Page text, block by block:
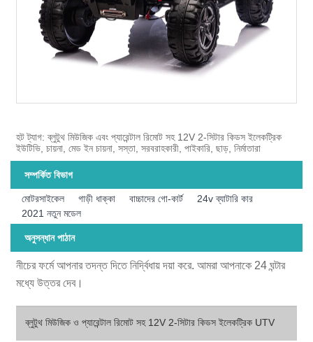
হট ট্যাগ: ব্লুটুথ মিউজিক এবং প্যারেন্টাল রিমোট সহ 12V 2-সিটার কিডস ইলেকট্রিক
ইউটিভি, চায়না, মেড ইন চায়না, সস্তা, সরবরাহকারী, পাইকারি, ছাড়, নির্মাতারা
সম্পর্কিত বিভাগ
মোটরসাইকেল গাড়ী ধাক্কা বাচ্চাদের গো-কার্ট
24v ব্যাটারি কার
2021 নতুন মডেল
অনুসন্ধান পাঠান
নীচের ফর্মে আপনার তদন্ত দিতে নির্দ্বিধায় দয়া করে. আমরা আপনাকে 24 ঘন্টার
মধ্যে উত্তর দেব।